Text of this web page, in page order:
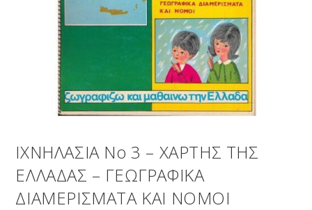
ΙΧΝΗΛΑΣΙΑ Νο 3 – ΧΑΡΤΗΣ ΤΗΣ
ΕΛΛΑΔΑΣ – ΓΕΩΓΡΑΦΙΚΑ
ΔΙΑΜΕΡΙΣΜΑΤΑ ΚΑΙ ΝΟΜΟΙ